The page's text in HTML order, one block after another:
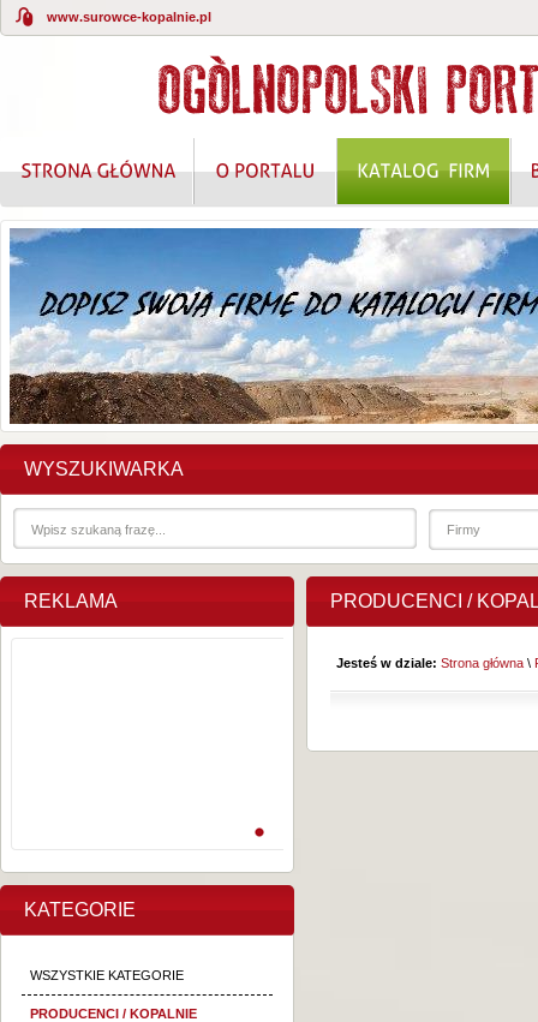
www.surowce-kopalnie.pl
WYSZUKIWARKA
REKLAMA
KATEGORIE
WSZYSTKIE KATEGORIE
PRODUCENCI / KOPALNIE
PRODUCENCI /
Jesteś w dziale: Strona główna \